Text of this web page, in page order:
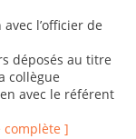
l’officier de
déposés au titre
collègue
avec le référent
]